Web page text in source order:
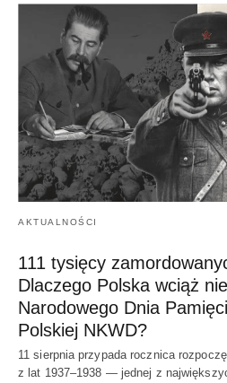
AKTUALNOŚCI
111 tysięcy
Dlaczego Polska wciąż
Narodowego Dnia
Polskiej NKWD?
11 sierpnia przypada rocznica
z lat 1937–1938 — jednej z